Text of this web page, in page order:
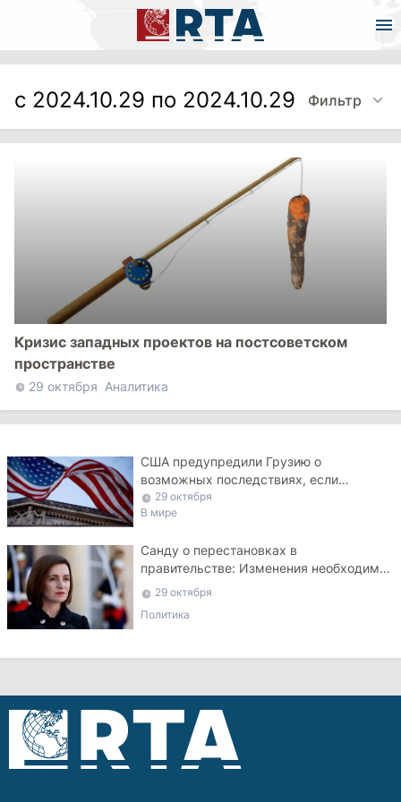
с 2024.10.29 по 2024.10.29 Фильтр
Кризис западных проектов на постсоветском
пространстве
29 октября Аналитика
США предупредили Грузию о
возможных последствиях, если
правительство не изменит курс
29 октября
В мире
Санду о перестановках в
правительстве: Изменения необходимы
и должны произойти до конца года
29 октября
Политика